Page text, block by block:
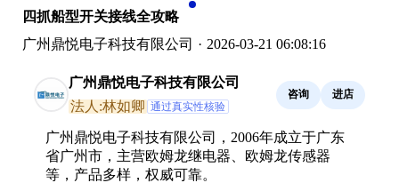
四抓船型开关接线全攻略
广州鼎悦电子科技有限公司 · 2026-03-21 06:08:16
广州鼎悦电子科技有限公司
法人:林如卿 通过真实性核验
咨询 进店
广州鼎悦电子科技有限公司，2006年成立于广东
省广州市，主营欧姆龙继电器、欧姆龙传感器
等，产品多样，权威可靠。